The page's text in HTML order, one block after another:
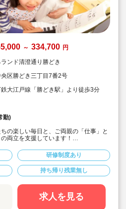
～ 334,700 円
ンド清澄通り勝どき
区勝どき三丁目7番2号
大江戸線「勝どき駅」より徒歩3分
勤)
の楽しい毎日と、ご両親の「仕事」と
の両立を支援しています！
均3時間。持ち帰り残業なし
は120日。有給休暇の消化もしっかり
です。
、ご家庭をお持ちの方や子育て中の方も
職場づくりに力を入れています！
研修制度あり
持ち帰り残業無し
求人を見る